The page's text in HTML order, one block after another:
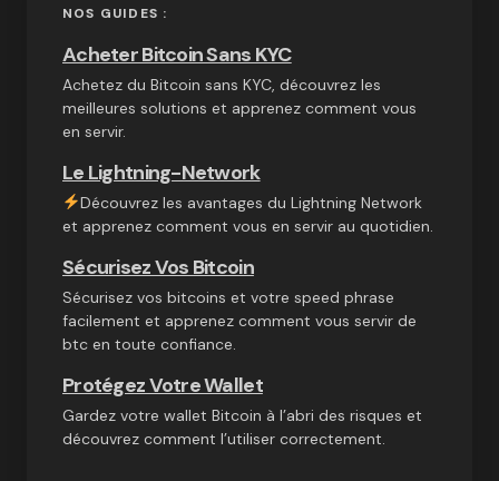
NOS GUIDES :
Acheter Bitcoin Sans KYC
Achetez du Bitcoin sans KYC, découvrez les
meilleures solutions et apprenez comment vous
en servir.
Le Lightning-Network
Découvrez les avantages du Lightning Network
et apprenez comment vous en servir au quotidien.
Sécurisez Vos Bitcoin
Sécurisez vos bitcoins et votre speed phrase
facilement et apprenez comment vous servir de
btc en toute confiance.
Protégez Votre Wallet
Gardez votre wallet Bitcoin à l’abri des risques et
découvrez comment l’utiliser correctement.